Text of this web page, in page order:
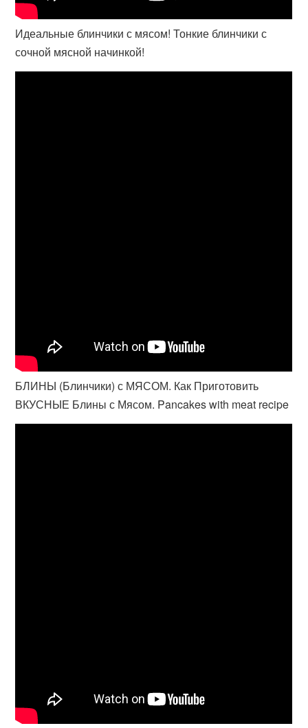
Идеальные блинчики с мясом! Тонкие блинчики с
сочной мясной начинкой!
БЛИНЫ (Блинчики) с МЯСОМ. Как Приготовить
ВКУСНЫЕ Блины с Мясом. Pancakes with meat recipe